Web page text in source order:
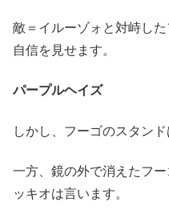
敵＝イルーゾォと対峙し
自信を見せます。
パープルヘイズ
しかし、フーゴのスタンド
一方、鏡の外で消えたフ
ッキオは言います。